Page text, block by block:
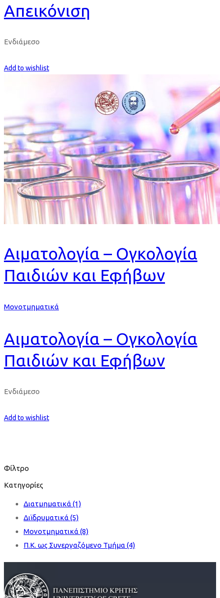
Απεικόνιση
Ενδιάμεσο
Add to wishlist
Αιματολογία – Ογκολογία
Παιδιών και Εφήβων
Μονοτμηματικά
Αιματολογία – Ογκολογία
Παιδιών και Εφήβων
Ενδιάμεσο
Add to wishlist
Φίλτρο
Κατηγορίες
Διατμηματικά (1)
Διϊδρυματικά (5)
Μονοτμηματικά (8)
Π.Κ. ως Συνεργαζόμενο Τμήμα (4)